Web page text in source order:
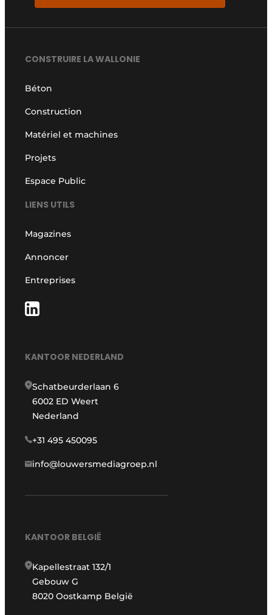
CONSTRUIRE LA WALLONIE
Béton
Construction
Matériel et machines
Projets
Espace Public
LIENS UTILS
Magazines
Annoncer
Entreprises
KANTOOR NEDERLAND
Schatbeurderlaan 6
6002 ED Weert
Nederland
+31 495 450095
info@louwersmediagroep.nl
KANTOOR BELGIË
Kapellestraat 132/1
Gebouw G
8020 Oostkamp België